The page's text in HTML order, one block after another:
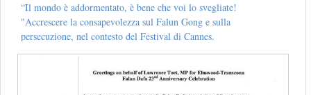
“Il mondo è addormentato, è bene che voi lo svegliate!
"Accrescere la consapevolezza sul Falun Gong e sulla
persecuzione, nel contesto del Festival di Cannes.